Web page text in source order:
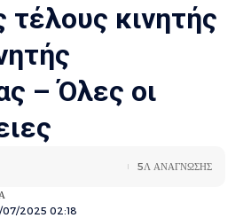
τέλους κινητής
– Όλες οι
2025 02:18
5Λ ΑΝΑΓΝΩΣΗΣ